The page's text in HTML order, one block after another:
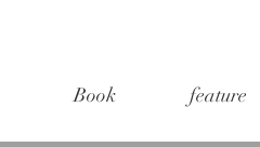
Book feature